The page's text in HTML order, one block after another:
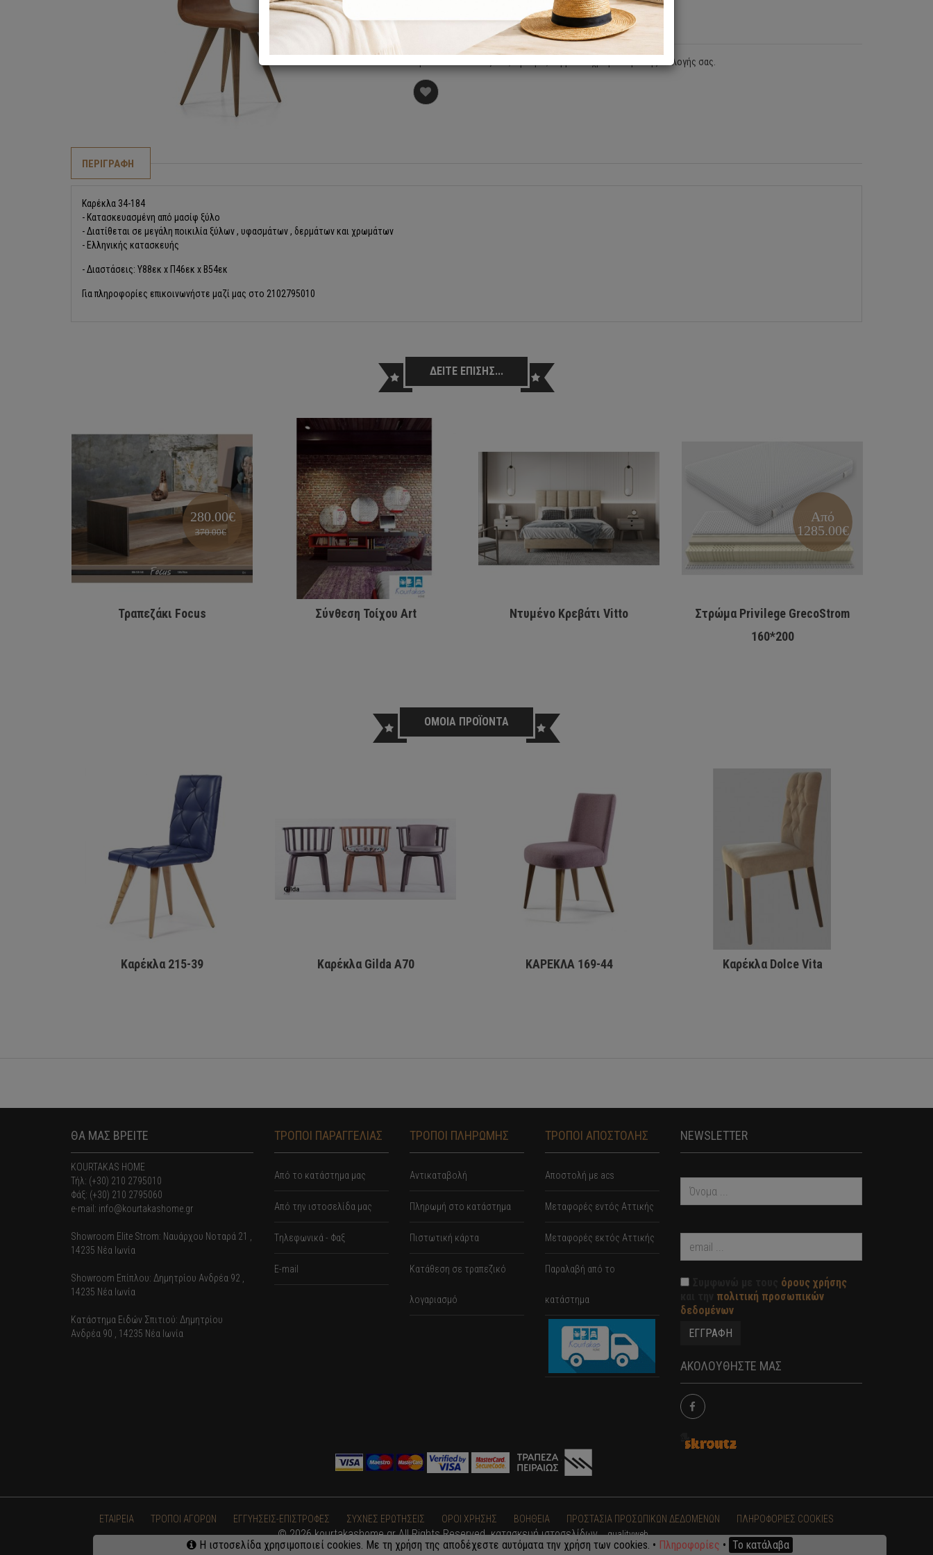
Καρέκλα 34-184 σε ξύλο , ύφασμα , δέρμα και χρωματισμό της επιλογής σας.
ΠΕΡΙΓΡΑΦΗ
Καρέκλα 34-184
- Κατασκευασμένη από μασίφ ξύλο
- Διατίθεται σε μεγάλη ποικιλία ξύλων , υφασμάτων , δερμάτων και χρωμάτων
- Ελληνικής κατασκευής
- Διαστάσεις: Υ88εκ x Π46εκ x Β54εκ
Για πληροφορίες επικοινωνήστε μαζί μας στο 2102795010
ΔΕΙΤΕ ΕΠΙΣΗΣ...
280.00€
370.00€
Τραπεζάκι Focus Σύνθεση Τοίχου Art Ντυμένο Κρεβάτι Vitto
Από
1285.00€
Στρώμα Privilege GrecoStrom
160*200
ΟΜΟΙΑ ΠΡΟΪΟΝΤΑ
Καρέκλα 215-39 Καρέκλα Gilda A70 ΚΑΡΕΚΛΑ 169-44 Καρέκλα Dolce Vita
ΘΑ ΜΑΣ ΒΡΕΙΤΕ
KOURTAKAS HOME
Τήλ: (+30) 210 2795010
Φάξ: (+30) 210 2795060
e-mail: info@kourtakashome.gr
Showroom Elite Strom: Nαυάρχου Νοταρά 21 ,
14235 Νέα Ιωνία
Showroom Επίπλου: Δημητρίου Ανδρέα 92 ,
14235 Νέα Ιωνία
Κατάστημα Ειδών Σπιτιού: Δημητρίου
Ανδρέα 90 , 14235 Νέα Ιωνία
ΤΡΟΠΟΙ ΠΑΡΑΓΓΕΛΙΑΣ
Από το κατάστημα μας
Από την ιστοσελίδα μας
Tηλεφωνικά - Φαξ
E-mail
ΤΡΟΠΟΙ ΠΛΗΡΩΜΗΣ
Αντικαταβολή
Πληρωμή στο κατάστημα
Πιστωτική κάρτα
Κατάθεση σε τραπεζικό
λογαριασμό
ΤΡΟΠΟΙ ΑΠΟΣΤΟΛΗΣ
Αποστολή με acs
Mεταφορές εντός Αττικής
Μεταφορές εκτός Αττικής
Παραλαβή από το
κατάστημα
NEWSLETTER
Συμφωνώ με τους όρους χρήσης
πολιτική προσωπικών
δεδομένων
ΑΚΟΛΟΥΘΗΣΤΕ ΜΑΣ
ΕΤΑΙΡΕΙΑ ΤΡΟΠΟΙ ΑΓΟΡΩΝ ΕΓΓΥΗΣΕΙΣ-ΕΠΙΣΤΡΟΦΕΣ ΣΥΧΝΕΣ ΕΡΩΤΗΣΕΙΣ ΟΡΟΙ ΧΡΗΣΗΣ ΒΟΗΘΕΙΑ ΠΡΟΣΤΑΣΙΑ ΠΡΟΣΩΠΙΚΩΝ ΔΕΔΟΜΕΝΩΝ ΠΛΗΡΟΦΟΡΙΕΣ COOKIES
© 2026 kourtakashome.gr All Rights Reserved. κατασκευή ιστοσελίδων qualityweb
Η ιστοσελίδα χρησιμοποιεί cookies. Με τη χρήση της αποδέχεστε αυτόματα την χρήση των cookies. • Πληροφορίες • Το κατάλαβα